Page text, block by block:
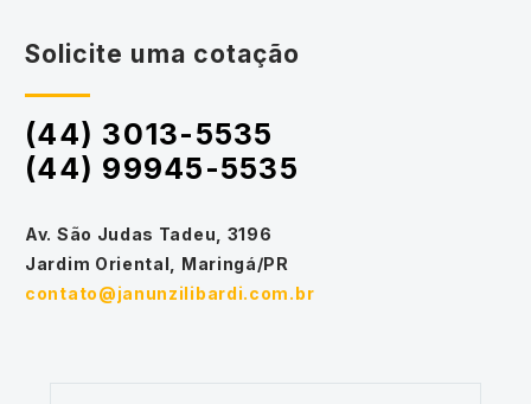
Solicite uma cotação
(44) 3013-5535
(44) 99945-5535
Av. São Judas Tadeu, 3196
Jardim Oriental, Maringá/PR
contato@janunzilibardi.com.br